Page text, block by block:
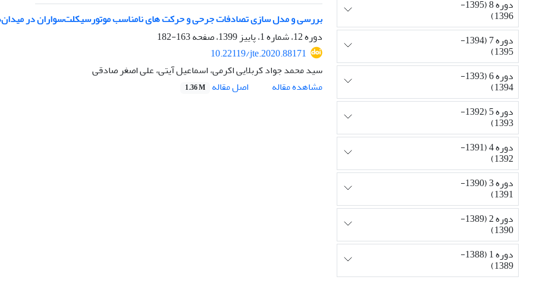
بررسی و مدل سازی تصادفات جرحی و حرکت های نامناسب موتورسیکلت‌سواران در
دوره 12، شماره 1، پاییز 1399، صفحه
163-182
10.22119/jte.2020.88171
سید محمد جواد کربلایی اکرمی، اسماعیل آیتی، علی اصغر صادقی
مشاهده مقاله
اصل مقاله 1.36 M
دوره 8 (1395-
1396)
دوره 7 (1394-
1395)
دوره 6 (1393-
1394)
دوره 5 (1392-
1393)
دوره 4 (1391-
1392)
دوره 3 (1390-
1391)
دوره 2 (1389-
1390)
دوره 1 (1388-
1389)